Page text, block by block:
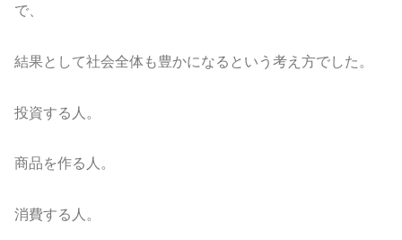
で、
結果として社会全体も豊かになるという考え方でした。
投資する人。
商品を作る人。
消費する人。